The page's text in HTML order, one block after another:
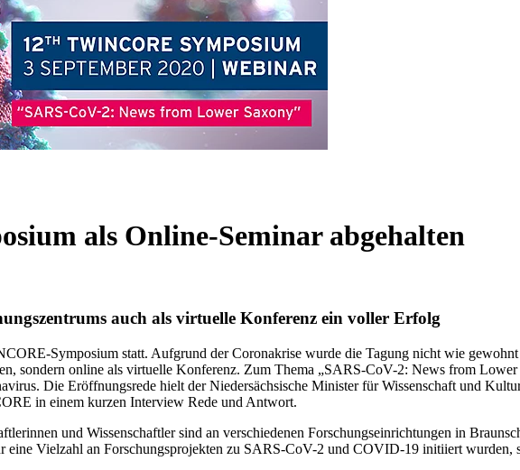
als Online-Seminar abgehalten
auch als virtuelle Konferenz ein voller Erfolg
Symposium statt. Aufgrund der Coronakrise wurde die Tagung nicht wie
sondern online als virtuelle Konferenz. Zum Thema „SARS-CoV-2: News from
Die Eröffnungsrede hielt der Niedersächsische Minister für Wissenschaft und
in einem kurzen Interview Rede und Antwort.
und Wissenschaftler sind an verschiedenen Forschungseinrichtungen in
eine Vielzahl an Forschungsprojekten zu SARS-CoV-2 und COVID-19 initiiert wurden,